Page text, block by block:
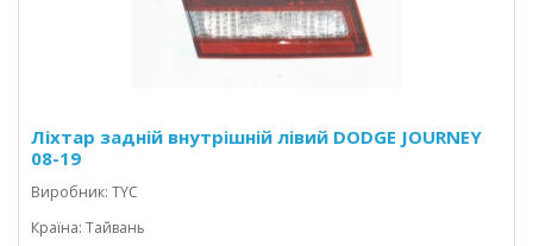
Ліхтар задній внутрішній лівий DODGE JOURNEY
08-19
Виробник: TYC
Країна: Тайвань